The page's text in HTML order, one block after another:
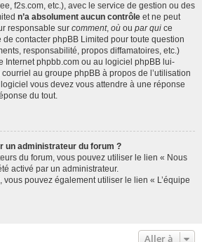
f2s.com, etc.), avec le service de gestion ou des
n’a absolument aucun contrôle et ne peut
responsable sur comment, où ou par qui ce
de contacter phpBB Limited pour toute question
responsabilité, propos diffamatoires, etc.)
Internet phpbb.com ou au logiciel phpBB lui-
au groupe phpBB à propos de l’utilisation
vous devez vous attendre à une réponse
du tout.
un administrateur du forum ?
du forum, vous pouvez utiliser le lien « Nous
activé par un administrateur.
vous pouvez également utiliser le lien « L’équipe
Aller à